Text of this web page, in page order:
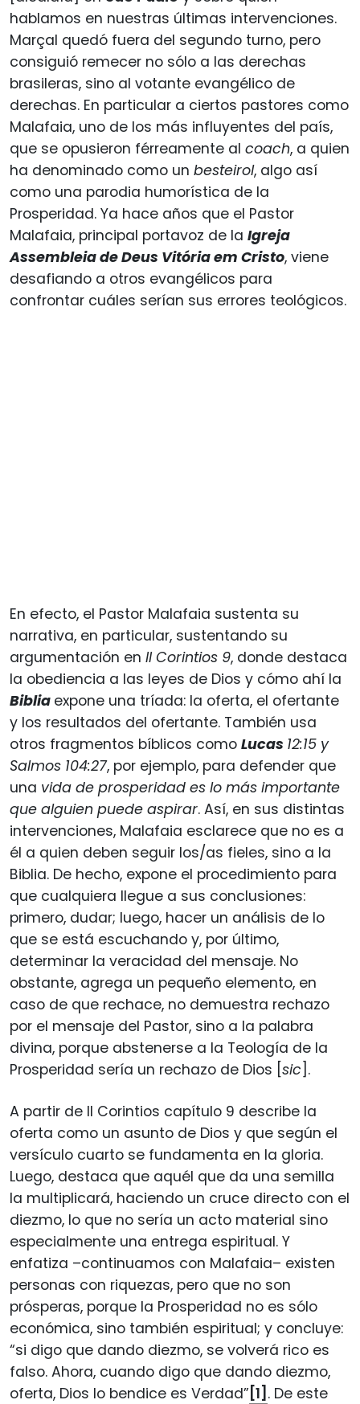
hablamos en nuestras últimas intervenciones.
Marçal quedó fuera del segundo turno, pero
consiguió remecer no sólo a las derechas
brasileras, sino al votante evangélico de
derechas. En particular a ciertos pastores como
Malafaia, uno de los más influyentes del país,
que se opusieron férreamente al coach, a quien
ha denominado como un besteirol, algo así
como una parodia humorística de la
Prosperidad. Ya hace años que el Pastor
Malafaia, principal portavoz de la Igreja
Assembleia de Deus Vitória em Cristo, viene
desafiando a otros evangélicos para
confrontar cuáles serían sus errores teológicos.
En efecto, el Pastor Malafaia sustenta su
narrativa, en particular, sustentando su
argumentación en II Corintios 9, donde destaca
la obediencia a las leyes de Dios y cómo ahí la
Biblia expone una tríada: la oferta, el ofertante
y los resultados del ofertante. También usa
otros fragmentos bíblicos como Lucas 12:15 y
Salmos 104:27, por ejemplo, para defender que
una vida de prosperidad es lo más importante
que alguien puede aspirar. Así, en sus distintas
intervenciones, Malafaia esclarece que no es a
él a quien deben seguir los/as fieles, sino a la
Biblia. De hecho, expone el procedimiento para
que cualquiera llegue a sus conclusiones:
primero, dudar; luego, hacer un análisis de lo
que se está escuchando y, por último,
determinar la veracidad del mensaje. No
obstante, agrega un pequeño elemento, en
caso de que rechace, no demuestra rechazo
por el mensaje del Pastor, sino a la palabra
divina, porque abstenerse a la Teología de la
Prosperidad sería un rechazo de Dios [ sic ].
A partir de II Corintios capítulo 9 describe la
oferta como un asunto de Dios y que según el
versículo cuarto se fundamenta en la gloria.
Luego, destaca que aquél que da una semilla
la multiplicará, haciendo un cruce directo con el
diezmo, lo que no sería un acto material sino
especialmente una entrega espiritual. Y
enfatiza –continuamos con Malafaia– existen
personas con riquezas, pero que no son
prósperas, porque la Prosperidad no es sólo
económica, sino también espiritual; y concluye:
“si digo que dando diezmo, se volverá rico es
falso. Ahora, cuando digo que dando diezmo,
oferta, Dios lo bendice es Verdad” [1] . De este